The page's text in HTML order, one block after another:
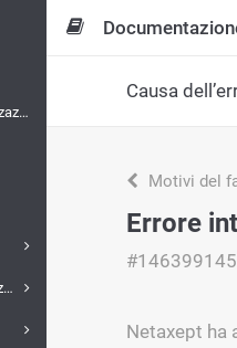
Concetto di autorizzazione
Modalità di integrazione
Causa
Motivi del
Errore
Netaxept ha